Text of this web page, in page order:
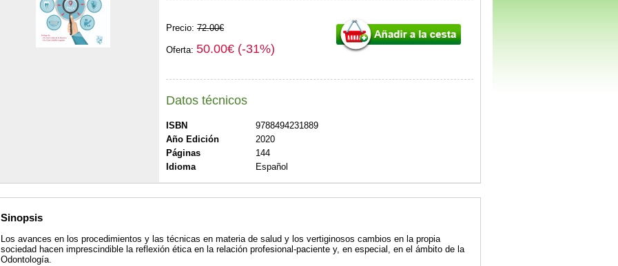
Precio: 72.00€
Oferta: 50.00€ (-31%)
Datos técnicos
ISBN
9788494231889
Año Edición
2020
Páginas
144
Idioma
Español
Sinopsis
Los avances en los procedimientos y las técnicas en materia de salud y los vertiginosos cambios en la propia
sociedad hacen imprescindible la reflexión ética en la relación profesional-paciente y, en especial, en el ámbito de la
Odontología.